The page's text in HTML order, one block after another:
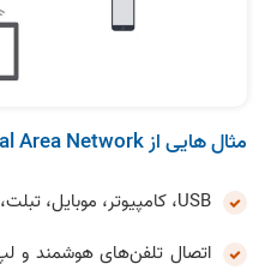
مثال هایی از Personal Area Network
USB، کامپیوتر، موبایل، تبلت، پرینتر، PDA و...
اتصال تلفن‌های هوشمند و